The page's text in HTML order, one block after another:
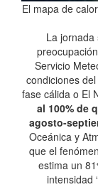
El mapa de
La
Servicio
condiciones
fase cálida o El
al 100% de
agosto-
Oceánica y
que el
estima un
intensidad